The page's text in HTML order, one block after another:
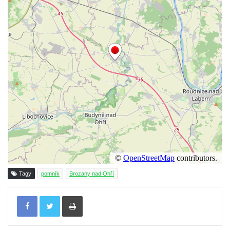
hřbitově v Benešově nad Ploučnicí
Hrob Franze Wünsche na hřbitově v
Benešově nad Ploučnicí
Pamětní desky obětem 1. světové války v
kapli Panny Marie Bolestné v Benešově
nad Ploučnicí
Pamětní deska Samuela Fullera na zámku
v Sokolově
Kenotaf Ericha Ullmanna na hřbitově
Šumburk nad Desnou v Tanvaldu
Hrob Pavla Patušnika na hřbitově Šumburk
nad Desnou v Tanvaldu
nad Desnou v Tanvaldu
Tanvaldu
Tagy pomník Brozany nad Ohří
Tisknout